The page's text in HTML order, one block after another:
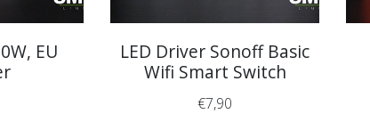
EU
LED Driver Sonoff Basic
Wifi Smart Switch
€7,90